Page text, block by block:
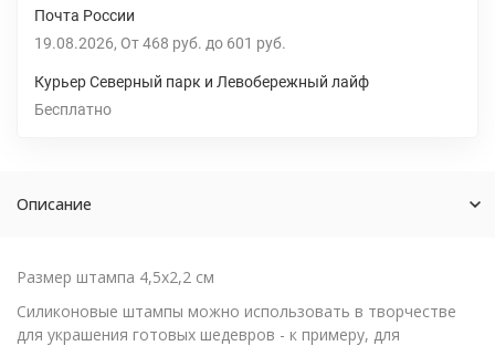
Почта России
19.08.2026 От 468 руб. до 601 руб.
Курьер Северный парк и Левобережный лайф
Бесплатно
Описание
Размер штампа 4,5х2,2 см
Силиконовые штампы можно использовать в творчестве
для украшения готовых шедевров - к примеру, для